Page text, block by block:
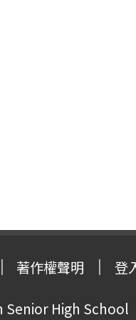
著作權聲明 登
High School